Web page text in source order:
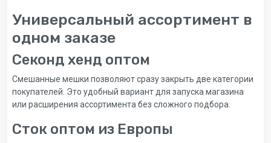
Универсальный ассортимент в
одном заказе
Секонд хенд оптом
Смешанные мешки позволяют сразу закрыть две категории
покупателей. Это удобный вариант для запуска магазина
или расширения ассортимента без сложного подбора.
Сток оптом из Европы